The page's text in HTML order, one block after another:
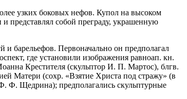
узких боковых нефов. Купол на высоком
представлял собой преграду, украшенную
и барельефов. Первоначально он предполагал
где установили изображения равноап. кн.
Крестителя (скульптор И. П. Мартос), блгв.
Матери (сохр. «Взятие Христа под стражу» (в
Ф. Щедрина); предполагались скульптурные